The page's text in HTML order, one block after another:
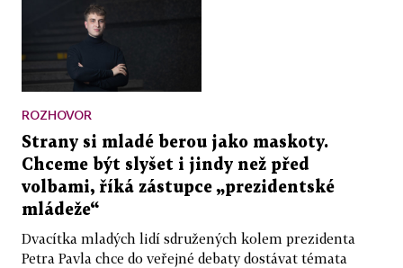
ROZHOVOR
Strany si mladé berou jako maskoty.
Chceme být slyšet i jindy než před
volbami, říká zástupce „prezidentské
mládeže“
Dvacítka mladých lidí sdružených kolem prezidenta
Petra Pavla chce do veřejné debaty dostávat témata